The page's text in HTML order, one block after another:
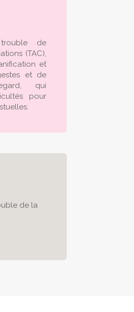
de
(TAC),
et
et de
qui
pour
de la